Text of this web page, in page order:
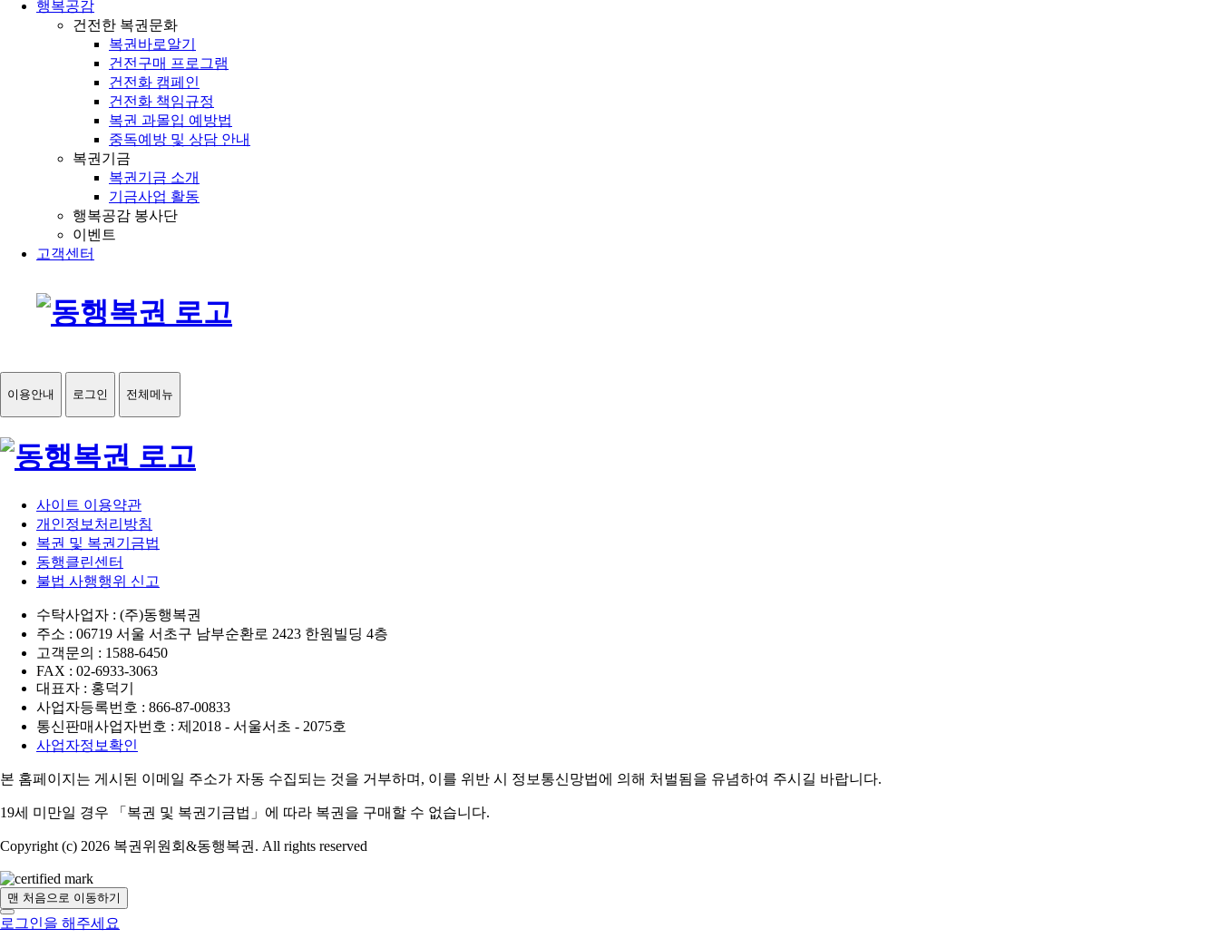
행복공감
건전한 복권문화
복권바로알기
건전구매 프로그램
건전화 캠페인
건전화 책임규정
복권 과몰입 예방법
중독예방 및 상담 안내
복권기금
복권기금 소개
기금사업 활동
행복공감 봉사단
이벤트
고객센터
이용안내 로그인 전체메뉴
사이트 이용약관
개인정보처리방침
복권 및 복권기금법
동행클린센터
불법 사행행위 신고
수탁사업자 : (주)동행복권
주소 : 06719 서울 서초구 남부순환로 2423 한원빌딩 4층
고객문의 : 1588-6450
FAX : 02-6933-3063
대표자 : 홍덕기
사업자등록번호 : 866-87-00833
통신판매사업자번호 : 제2018 - 서울서초 - 2075호
사업자정보확인
본 홈페이지는 게시된 이메일 주소가 자동 수집되는 것을 거부하며, 이를 위반 시 정보통신망법에 의해 처벌됨을 유념하여 주시길 바랍니다.
19세 미만일 경우 「복권 및 복권기금법」에 따라 복권을 구매할 수 없습니다.
Copyright (c) 2026 복권위원회&동행복권. All rights reserved
맨 처음으로 이동하기
로그인을 해주세요